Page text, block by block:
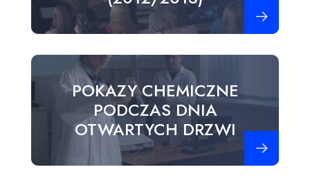
POKAZY CHEMICZNE
PODCZAS DNIA
OTWARTYCH DRZWI